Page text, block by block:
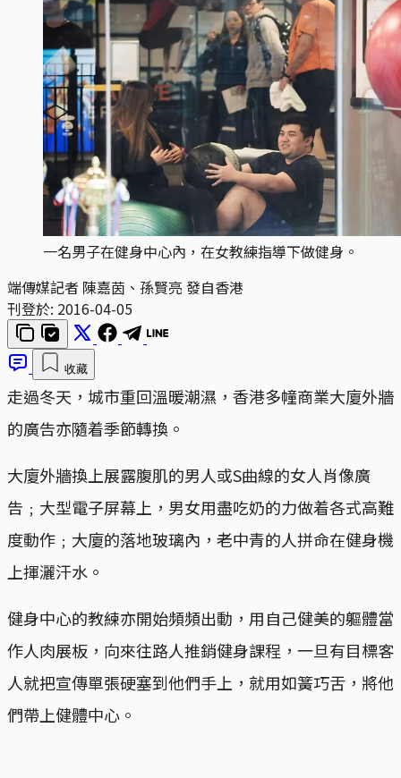
一名男子在健身中心內，在女教練指導下做健身。
端傳媒記者 陳嘉茵、孫賢亮 發自香港
刊登於: 2016-04-05
收藏
走過冬天，城市重回溫暖潮濕，香港多幢商業大廈外牆
的廣告亦隨着季節轉換。
大廈外牆換上展露腹肌的男人或S曲線的女人肖像廣
告﹔大型電子屏幕上，男女用盡吃奶的力做着各式高難
度動作﹔大廈的落地玻璃內，老中青的人拼命在健身機
上揮灑汗水。
健身中心的教練亦開始頻頻出動，用自己健美的軀體當
作人肉展板，向來往路人推銷健身課程，一旦有目標客
人就把宣傳單張硬塞到他們手上，就用如簧巧舌，將他
們帶上健體中心。